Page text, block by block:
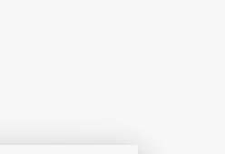
2026.08.03.
1/ Tisztelt Lakosság!
sorából Letusek János. A
augusz…